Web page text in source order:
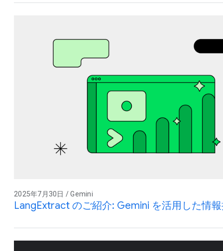
2025年7月30日 / Gemini
LangExtract のご紹介: Gemini を活用した情